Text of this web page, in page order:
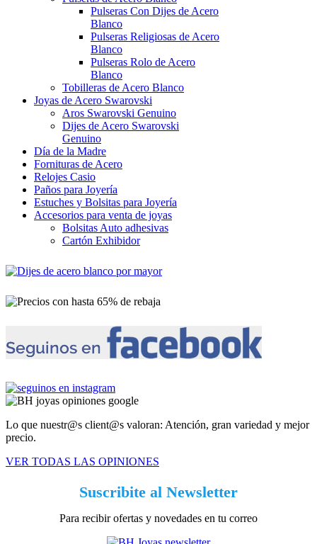
Pulseras Con Dijes de Acero
Blanco
Pulseras Religiosas de Acero
Blanco
Pulseras Rolo de Acero
Blanco
Tobilleras de Acero Blanco
Joyas de Acero Swarovski
Aros Swarovski Genuino
Dijes de Acero Swarovski
Genuino
Día de la Madre
Fornituras de Acero
Relojes Casio
Paños para Joyería
Estuches y Bolsitas para Joyería
Accesorios para venta de joyas
Bolsitas Auto adhesivas
Cartón Exhibidor
Lo que nuestr@s client@s valoran: Atención, gran variedad y mejor
precio.
VER TODAS LAS OPINIONES
Suscribite al Newsletter
Para recibir ofertas y novedades en tu correo